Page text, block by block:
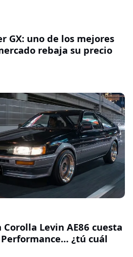
GX: uno de los mejores
rebaja su precio
Levin AE86 cuesta
Performance… ¿tú cuál